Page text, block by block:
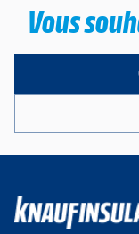
Vous